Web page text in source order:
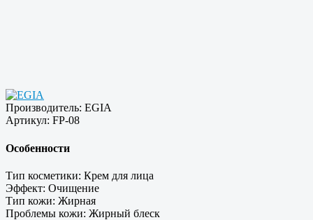
Производитель: EGIA
Артикул: FP-08
Особенности
Тип косметики: Крем для лица
Эффект: Очищение
Тип кожи: Жирная
Проблемы кожи: Жирный блеск